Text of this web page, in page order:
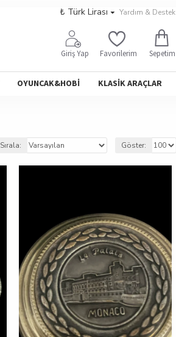
₺ Türk Lirası Yardım & Destek
Giriş Yap Favorilerim Sepetim
OYUNCAK&HOBİ KLASİK ARAÇLAR
Sırala: Göster: